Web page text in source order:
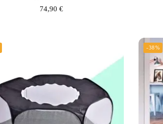
74,90 €
-38%